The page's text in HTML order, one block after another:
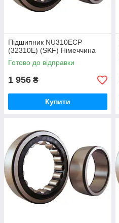
Підшипник NU310ECP
(32310Е) (SKF) Німеччина
Готово до відправки
1 956 ₴
Купити